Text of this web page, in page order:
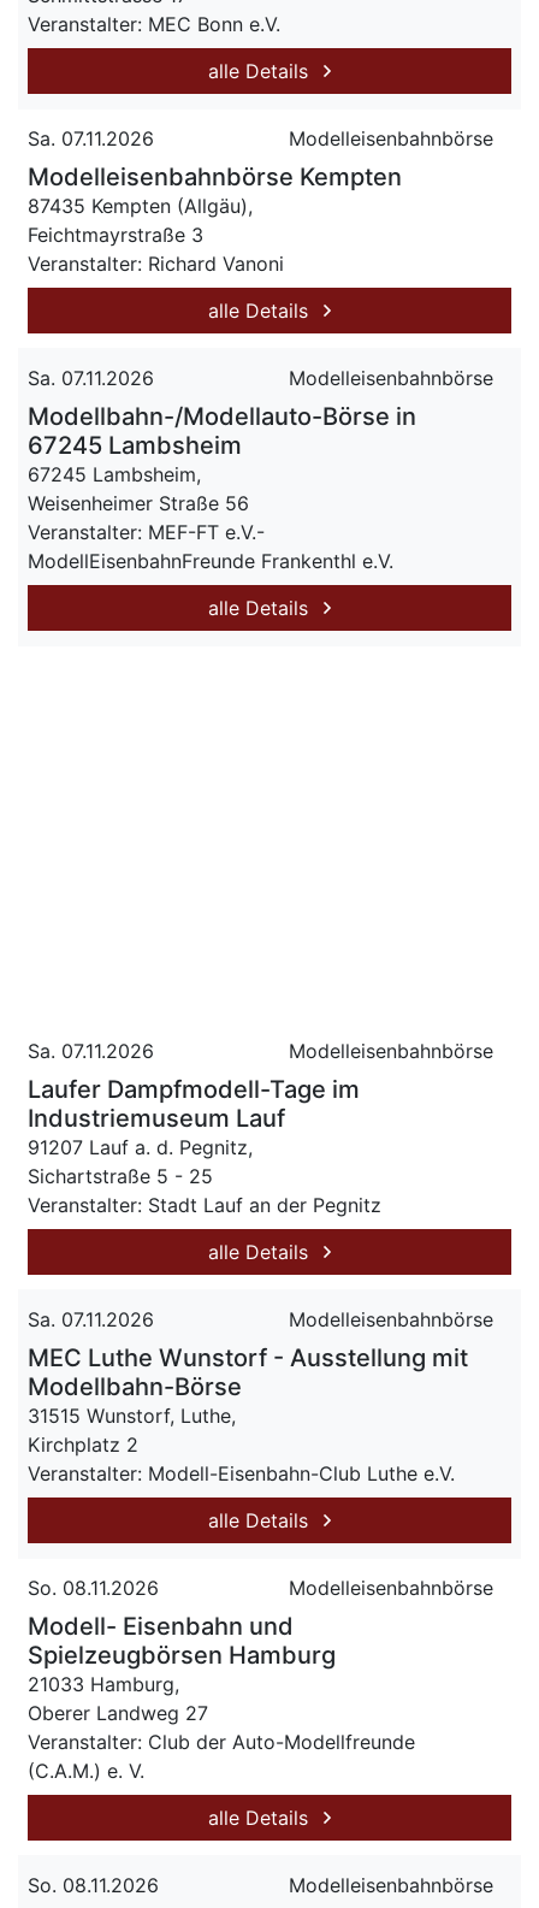
Veranstalter: MEC Bonn e.V.
alle Details
Sa. 07.11.2026 Modelleisenbahnbörse
Modelleisenbahnbörse Kempten
87435 Kempten (Allgäu),
Feichtmayrstraße 3
Veranstalter: Richard Vanoni
alle Details
Sa. 07.11.2026 Modelleisenbahnbörse
Modellbahn-/Modellauto-Börse in
67245 Lambsheim
67245 Lambsheim,
Weisenheimer Straße 56
Veranstalter: MEF-FT e.V.-
ModellEisenbahnFreunde Frankenthl e.V.
alle Details
Sa. 07.11.2026 Modelleisenbahnbörse
Laufer Dampfmodell-Tage im
Industriemuseum Lauf
91207 Lauf a. d. Pegnitz,
Sichartstraße 5 - 25
Veranstalter: Stadt Lauf an der Pegnitz
alle Details
Sa. 07.11.2026 Modelleisenbahnbörse
MEC Luthe Wunstorf - Ausstellung mit
Modellbahn-Börse
31515 Wunstorf, Luthe,
Kirchplatz 2
Veranstalter: Modell-Eisenbahn-Club Luthe e.V.
alle Details
So. 08.11.2026 Modelleisenbahnbörse
Modell- Eisenbahn und
Spielzeugbörsen Hamburg
21033 Hamburg,
Oberer Landweg 27
Veranstalter: Club der Auto-Modellfreunde
(C.A.M.) e. V.
alle Details
So. 08.11.2026 Modelleisenbahnbörse